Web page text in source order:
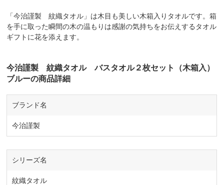
「今治謹製 紋織タオル」は木目も美しい木箱入りタオルです。箱
を手に取った瞬間の木の温もりは感謝の気持ちをお伝えするタオル
ギフトに花を添えます。
今治謹製 紋織タオル バスタオル２枚セット（木箱入）
ブルーの商品詳細
ブランド名
今治謹製
シリーズ名
紋織タオル